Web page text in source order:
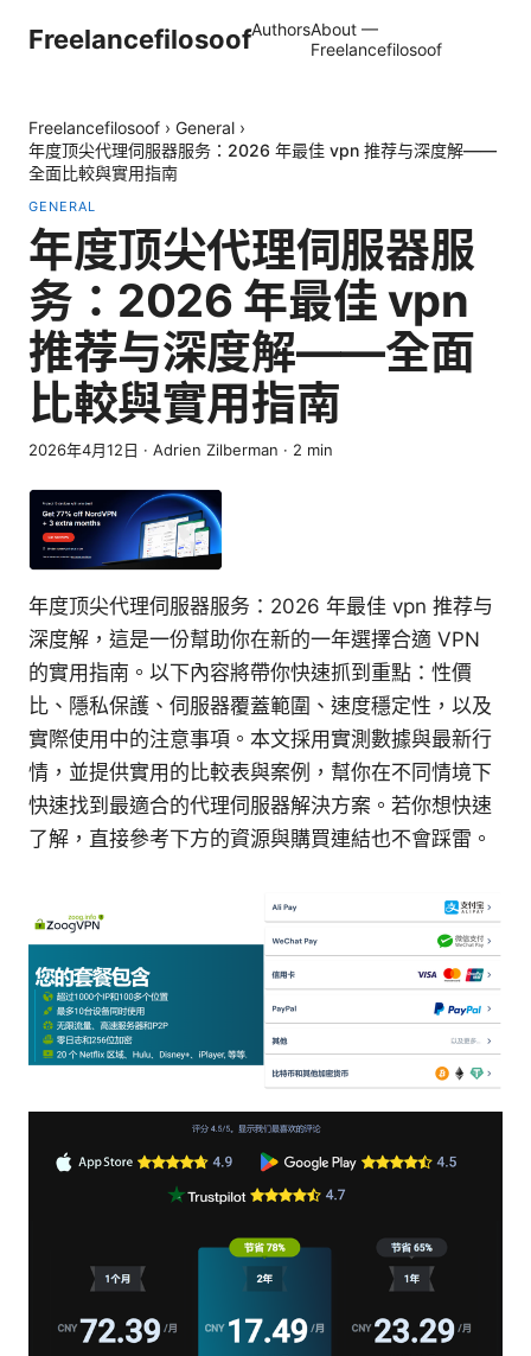
FreelancefilosoofAuthorsAbout —
Freelancefilosoof
Freelancefilosoof › General ›
年度顶尖代理伺服器服务：2026 年最佳 vpn 推荐与深度解——
全面比較與實用指南
GENERAL
年度顶尖代理伺服器服
务：2026 年最佳 vpn
推荐与深度解——全面
比較與實用指南
2026年4月12日 · Adrien Zilberman · 2 min
年度顶尖代理伺服器服务：2026 年最佳 vpn 推荐与
深度解，這是一份幫助你在新的一年選擇合適 VPN
的實用指南。以下內容將帶你快速抓到重點：性價
比、隱私保護、伺服器覆蓋範圍、速度穩定性，以及
實際使用中的注意事項。本文採用實測數據與最新行
情，並提供實用的比較表與案例，幫你在不同情境下
快速找到最適合的代理伺服器解決方案。若你想快速
了解，直接參考下方的資源與購買連結也不會踩雷。